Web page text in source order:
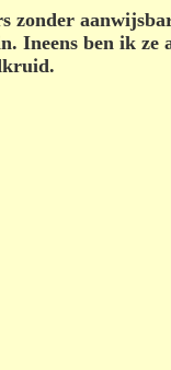
zonder
Ineens ben ik